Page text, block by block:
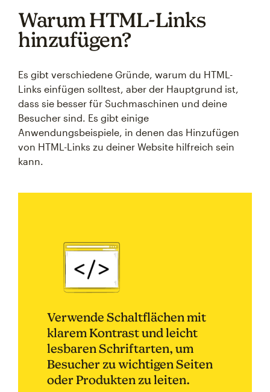
Warum HTML-Links
hinzufügen?
Es gibt verschiedene Gründe, warum du HTML-
Links einfügen solltest, aber der Hauptgrund ist,
dass sie besser für Suchmaschinen und deine
Besucher sind. Es gibt einige
Anwendungsbeispiele, in denen das Hinzufügen
von HTML-Links zu deiner Website hilfreich sein
kann.
Verwende Schaltflächen mit
klarem Kontrast und leicht
lesbaren Schriftarten, um
Besucher zu wichtigen Seiten
oder Produkten zu leiten.